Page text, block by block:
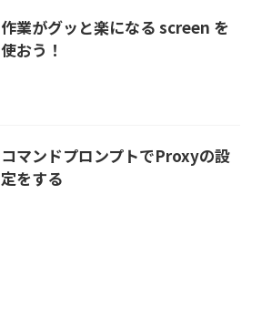
作業がグッと楽になる screen を
使おう！
コマンドプロンプトでProxyの設
定をする